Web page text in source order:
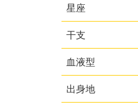
星座
干支
血液型
出身地